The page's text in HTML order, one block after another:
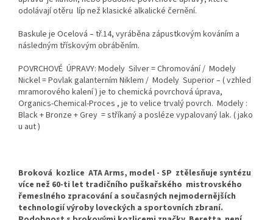
odolávají otěru líp než klasické alkalické černění.
Baskule je Ocelová – tř.14, vyráběna zápustkovým kováním a
následným třískovým obráběním.
POVRCHOVÉ ÚPRAVY: Modely Silver = Chromování / Modely
Nickel = Povlak galanterním Niklem / Modely Superior – ( vzhled
mramorového kalení ) je to chemická povrchová úprava,
Organics-Chemical-Proces , je to velice trvalý povrch. Modely :
Black + Bronze + Grey = stříkaný a posléze vypalovaný lak. ( jako
u aut )
Broková kozlice ATA Arms, model - SP ztělesňuje syntézu
více než 60-ti let tradičního puškařského mistrovského
řemeslného zpracování a současných nejmodernějších
technologií výroby loveckých a sportovních zbraní.